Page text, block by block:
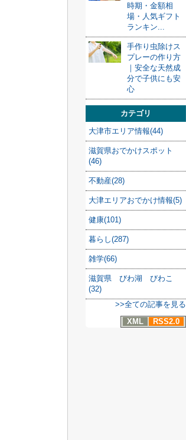
時期・金額相
場・人気ギフト
ランキン...
手作り虫除けス
プレーの作り方
｜安全な天然成
分で子供にも安
心
カテゴリ
大津市エリア情報(44)
滋賀県おでかけスポット
(46)
不動産(28)
大津エリアおでかけ情報(5)
健康(101)
暮らし(287)
雑学(66)
滋賀県 びわ湖 びわこ
(32)
>>全ての記事を見る
XML
RSS2.0